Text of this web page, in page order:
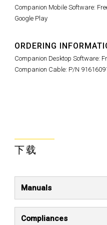
Companion Mobile Software:
Google Play
ORDERING
Companion Desktop Software:
Companion Cable: P/N
下载
Manuals
Compliances